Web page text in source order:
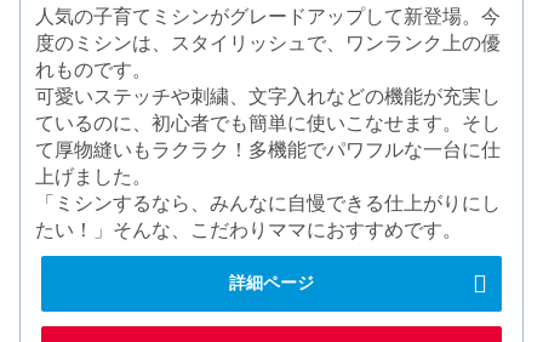
人気の子育てミシンがグレードアップして新登場。今
度のミシンは、スタイリッシュで、ワンランク上の優
れものです。
可愛いステッチや刺繍、文字入れなどの機能が充実し
ているのに、初心者でも簡単に使いこなせます。そし
て厚物縫いもラクラク！多機能でパワフルな一台に仕
上げました。
「ミシンするなら、みんなに自慢できる仕上がりにし
たい！」そんな、こだわりママにおすすめです。
詳細ページ